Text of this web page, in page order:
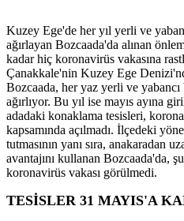
Kuzey Ege'de her yıl yerli ve
ağırlayan Bozcaada'da alınan
kadar hiç koronavirüs vakasına
Çanakkale'nin Kuzey Ege
Bozcaada, her yaz yerli ve
ağırlıyor. Bu yıl ise mayıs ayına
adadaki konaklama tesisleri,
kapsamında açılmadı. İlçedeki
tutmasının yanı sıra, anakaradan
avantajını kullanan Bozcaada'da,
koronavirüs vakası görülmedi.
TESİSLER 31 MAYIS'A